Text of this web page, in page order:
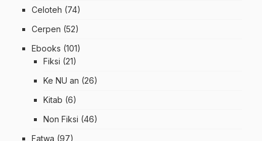
Celoteh (74)
Cerpen (52)
Ebooks (101)
Fiksi (21)
Ke NU an (26)
Kitab (6)
Non Fiksi (46)
Fatwa (97)